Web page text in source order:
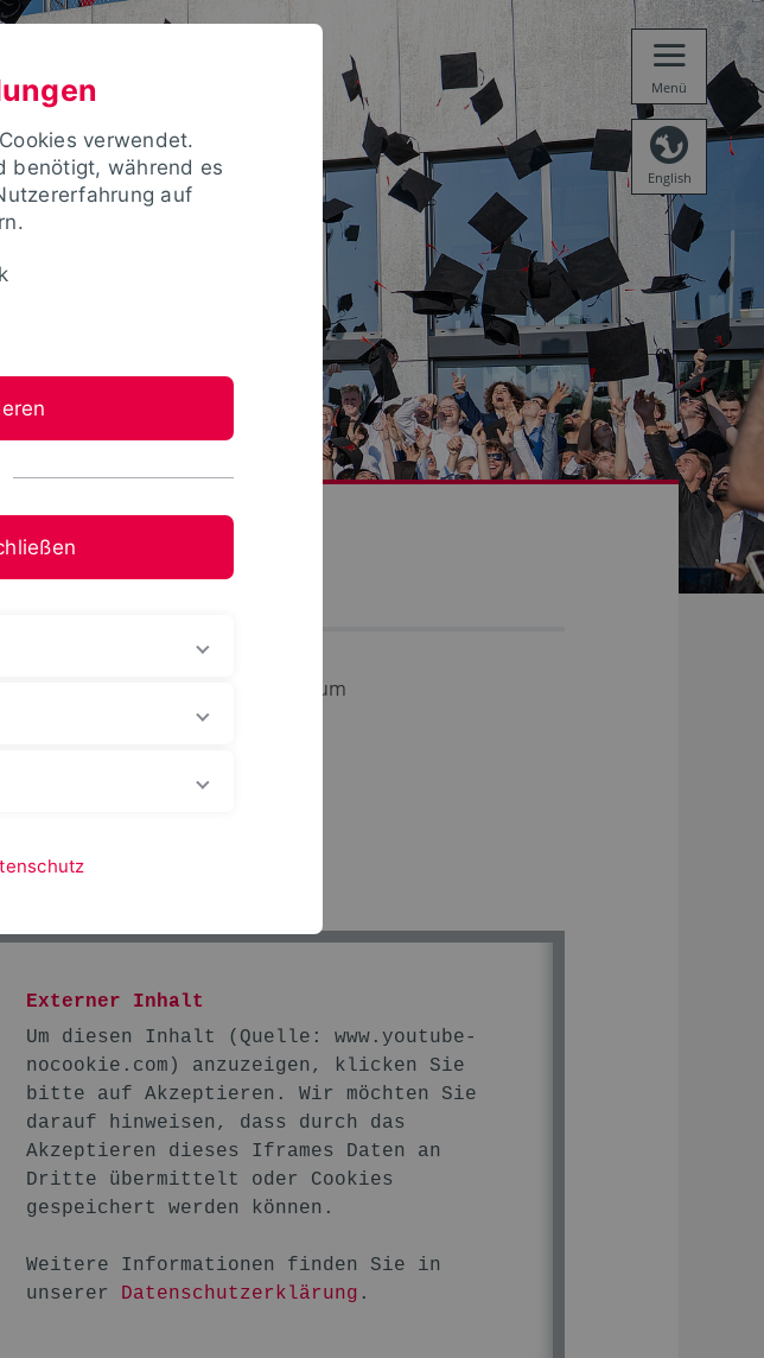
Menü
English
Erasmus+ Praktikum
Externer Inhalt
Um diesen Inhalt (Quelle: www.youtube-
nocookie.com ) anzuzeigen, klicken Sie
bitte auf Akzeptieren. Wir möchten Sie
darauf hinweisen, dass durch das
Akzeptieren dieses Iframes Daten an
Dritte übermittelt oder Cookies
gespeichert werden können.
Weitere Informationen finden Sie in
unserer Datenschutzerklärung .
verwendet.
benötigt, während es
auf